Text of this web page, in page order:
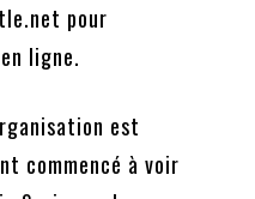
pour
ligne.
est
commencé à voir